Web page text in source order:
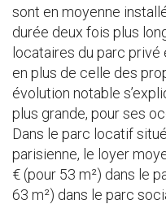
sont en moyenne
durée deux fois plus
locataires du parc
en plus de celle des
évolution notable
plus grande, pour ses
Dans le parc locatif
parisienne, le loyer
€ (pour 53 m²) dans le
63 m²) dans le parc